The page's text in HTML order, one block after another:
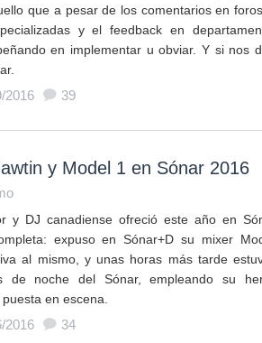
que a pesar de los comentarios en
y el feedback en
en implementar u obviar. Y si nos
2016
39
y Model 1 en Sónar 2016
y DJ canadiense ofreció este año en
expuso en Sónar+D su mixer
al mismo, y unas horas más tarde
de noche del Sónar, empleando su
en escena.
2016
34